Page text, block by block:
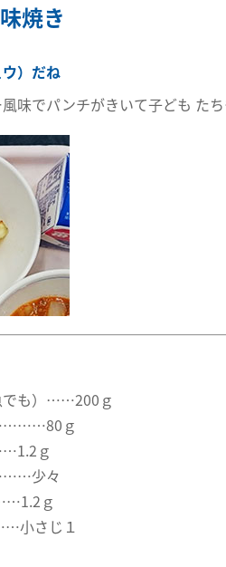
焼き
）だね
味でパンチがきいて子ども た
でも）……200ｇ
ｇ
ｇ
少々
ｇ
小さじ１